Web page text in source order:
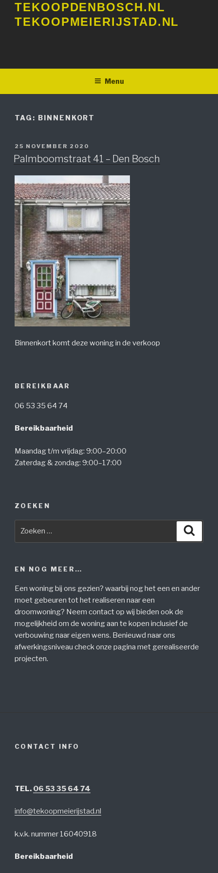
TEKOOPDENBOSCH.NL
TEKOOPMEIERIJSTAD.NL
Menu
TAG: BINNENKORT
GEPLAATST
OP
25 NOVEMBER 2020
Palmboomstraat 41 – Den Bosch
Binnenkort komt deze woning in de verkoop
BEREIKBAAR
06 53 35 64 74
Bereikbaarheid
Maandag t/m vrijdag: 9:00–20:00
Zaterdag & zondag: 9:00–17:00
ZOEKEN
EN NOG MEER…
Een woning bij ons gezien? waarbij nog het een en ander
moet gebeuren tot het realiseren naar een
droomwoning? Neem contact op wij bieden ook de
mogelijkheid om de woning aan te kopen inclusief de
verbouwing naar eigen wens. Benieuwd naar ons
afwerkingsniveau check onze pagina met gerealiseerde
projecten.
CONTACT INFO
TEL. 06 53 35 64 74
info@tekoopmeierijstad.nl
k.v.k. nummer 16040918
Bereikbaarheid